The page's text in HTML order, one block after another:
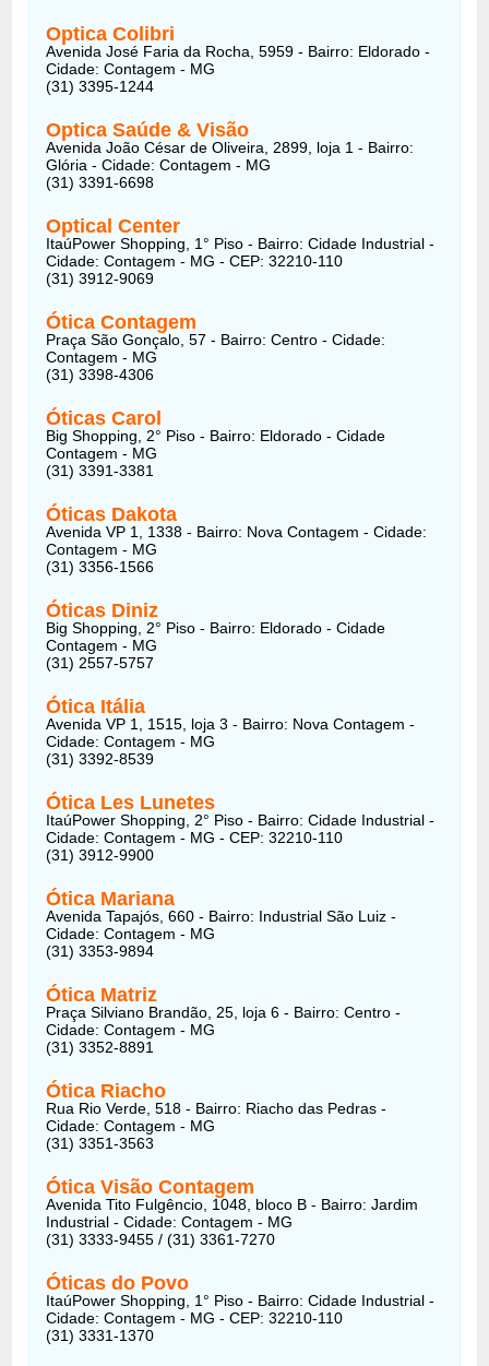
Optica Colibri
Avenida José Faria da Rocha, 5959 - Bairro: Eldorado -
Cidade: Contagem - MG
(31) 3395-1244
Optica Saúde & Visão
Avenida João César de Oliveira, 2899, loja 1 - Bairro:
Glória - Cidade: Contagem - MG
(31) 3391-6698
Optical Center
ItaúPower Shopping, 1° Piso - Bairro: Cidade Industrial -
Cidade: Contagem - MG - CEP: 32210-110
(31) 3912-9069
Ótica Contagem
Praça São Gonçalo, 57 - Bairro: Centro - Cidade:
Contagem - MG
(31) 3398-4306
Óticas Carol
Big Shopping, 2° Piso - Bairro: Eldorado - Cidade
Contagem - MG
(31) 3391-3381
Óticas Dakota
Avenida VP 1, 1338 - Bairro: Nova Contagem - Cidade:
Contagem - MG
(31) 3356-1566
Óticas Diniz
Big Shopping, 2° Piso - Bairro: Eldorado - Cidade
Contagem - MG
(31) 2557-5757
Ótica Itália
Avenida VP 1, 1515, loja 3 - Bairro: Nova Contagem -
Cidade: Contagem - MG
(31) 3392-8539
Ótica Les Lunetes
ItaúPower Shopping, 2° Piso - Bairro: Cidade Industrial -
Cidade: Contagem - MG - CEP: 32210-110
(31) 3912-9900
Ótica Mariana
Avenida Tapajós, 660 - Bairro: Industrial São Luiz -
Cidade: Contagem - MG
(31) 3353-9894
Ótica Matriz
Praça Silviano Brandão, 25, loja 6 - Bairro: Centro -
Cidade: Contagem - MG
(31) 3352-8891
Ótica Riacho
Rua Rio Verde, 518 - Bairro: Riacho das Pedras -
Cidade: Contagem - MG
(31) 3351-3563
Ótica Visão Contagem
Avenida Tito Fulgêncio, 1048, bloco B - Bairro: Jardim
Industrial - Cidade: Contagem - MG
(31) 3333-9455 / (31) 3361-7270
Óticas do Povo
ItaúPower Shopping, 1° Piso - Bairro: Cidade Industrial -
Cidade: Contagem - MG - CEP: 32210-110
(31) 3331-1370